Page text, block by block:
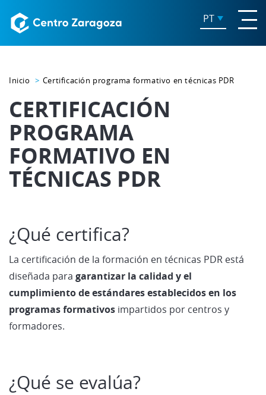
PT
Inicio Certificación programa formativo en técnicas PDR
CERTIFICACIÓN
PROGRAMA
FORMATIVO EN
TÉCNICAS PDR
¿Qué certifica?
La certificación de la formación en técnicas PDR está
diseñada para garantizar la calidad y el
cumplimiento de estándares establecidos en los
programas formativos impartidos por centros y
formadores.
¿Qué se evalúa?